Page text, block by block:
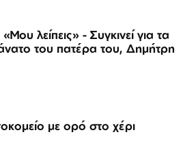
λείπεις» - Συγκινεί για τα
του πατέρα του, Δημήτρη
με ορό στο χέρι